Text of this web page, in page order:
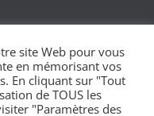
site Web pour vous
en mémorisant vos
En cliquant sur "Tout
de TOUS les
"Paramètres des